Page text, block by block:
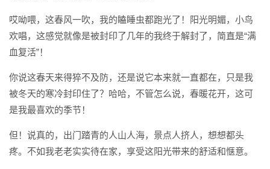
血复活”！你说这春天来...
哎呦喂，这春风一吹，我的瞌睡虫都跑光了！阳光明媚，小鸟
欢唱，这感觉就像是被封印了几年的我终于解封了，简直是“满
血复活”！
你说这春天来得猝不及防，还是说它本来就一直都在，只是我
被冬天的寒冷封印住了？哈哈，不管怎么说，春暖花开，这可
是我最喜欢的季节！
但！说真的，出门踏青的人山人海，景点人挤人，想想都头
疼。不如我老老实实待在家，享受这阳光带来的舒适和惬意。